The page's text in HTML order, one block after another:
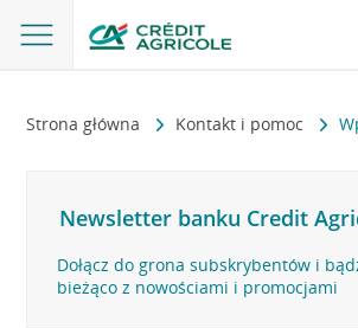
Strona główna Kontakt i pomoc
Newsletter banku Credit
Dołącz do grona subskrybentów i
bieżąco z nowościami i promocjami